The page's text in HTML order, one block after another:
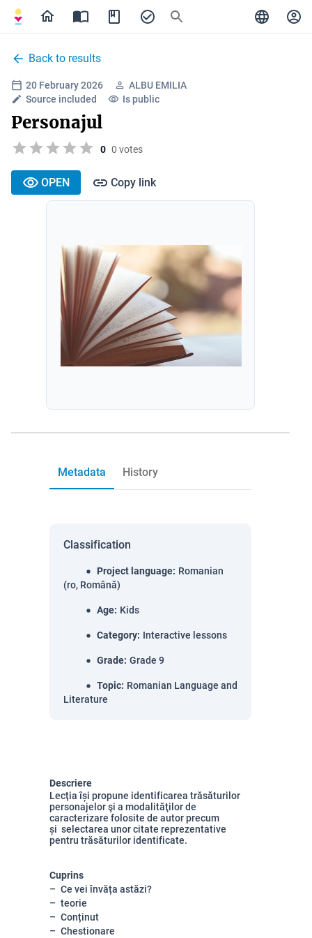
Back to results
20 February 2026
ALBU EMILIA
Source included
Is public
Personajul
0 0 votes
OPEN Copy link
Metadata History
Classification
Project language: Romanian
(ro, Română)
Age: Kids
Category: Interactive lessons
Grade: Grade 9
Topic: Romanian Language and
Literature
Descriere
Lecția își propune identificarea trăsăturilor
personajelor şi a modalităţilor de
caracterizare folosite de autor precum
și selectarea unor citate reprezentative
pentru trăsăturilor identificate.
Cuprins
Ce vei învăța astăzi?
teorie
Conținut
Chestionare